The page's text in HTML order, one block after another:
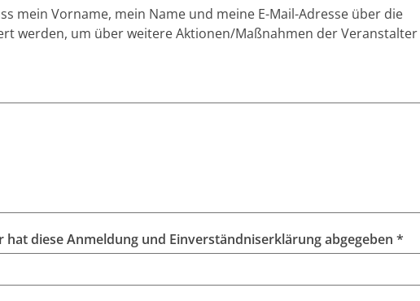
mein Vorname, mein Name und meine E-Mail-Adresse über die
werden, um über weitere Aktionen/Maßnahmen der
Folgende*r Erziehungsberechtigte*r hat diese Anmeldung und Einverständniserklärung abgegeben *